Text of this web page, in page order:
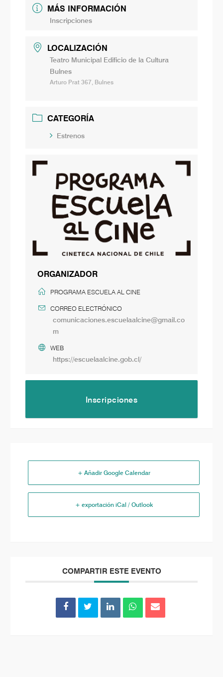
MÁS INFORMACIÓN
Inscripciones
LOCALIZACIÓN
Teatro Municipal Edificio de la Cultura
Bulnes
Arturo Prat 367, Bulnes
CATEGORÍA
Estrenos
ORGANIZADOR
PROGRAMA ESCUELA AL CINE
CORREO ELECTRÓNICO
comunicaciones.escuelaalcine@gmail.co
m
WEB
https://escuelaalcine.gob.cl/
Inscripciones
+ Añadir Google Calendar
+ exportación iCal / Outlook
COMPARTIR ESTE EVENTO